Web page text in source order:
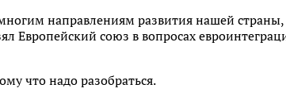
направлениям развития нашей
Европейский союз в вопросах
что надо разобраться.